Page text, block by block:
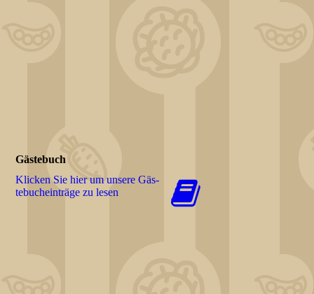
Gästebuch
Klicken Sie hier um unsere Gäs­
te­buch­ein­trä­ge zu lesen